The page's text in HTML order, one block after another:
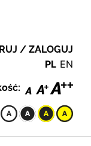
/ ZALOGUJ
PL EN